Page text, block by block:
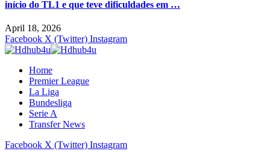
início do TL1 e que teve dificuldades em …
April 18, 2026
Facebook X (Twitter) Instagram
Home
Premier League
La Liga
Bundesliga
Serie A
Transfer News
Facebook X (Twitter) Instagram